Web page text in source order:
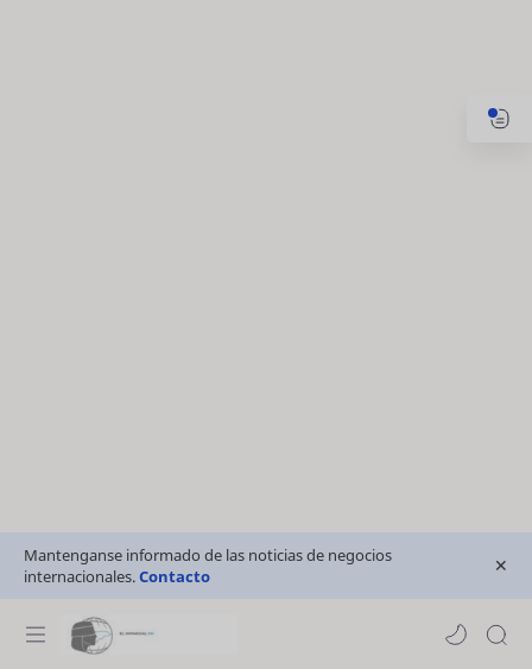
Mantenganse informado de las noticias de negocios
internacionales.Contacto